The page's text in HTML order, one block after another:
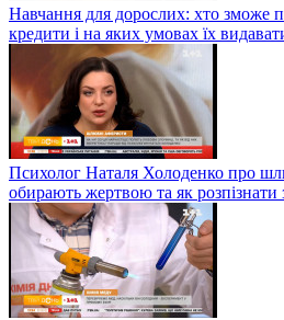
Навчання для дорослих: хто зможе
кредити і на яких умовах їх
Психолог Наталя Холоденко про
обирають жертвою та як розпізнати